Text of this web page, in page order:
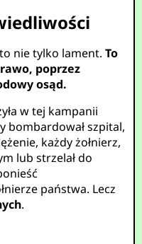
nie tylko lament.To
poprzez
osąd.
w tej kampanii
szpital,
każdy żołnierz,
lub strzelał do
państwa. Lecz
.